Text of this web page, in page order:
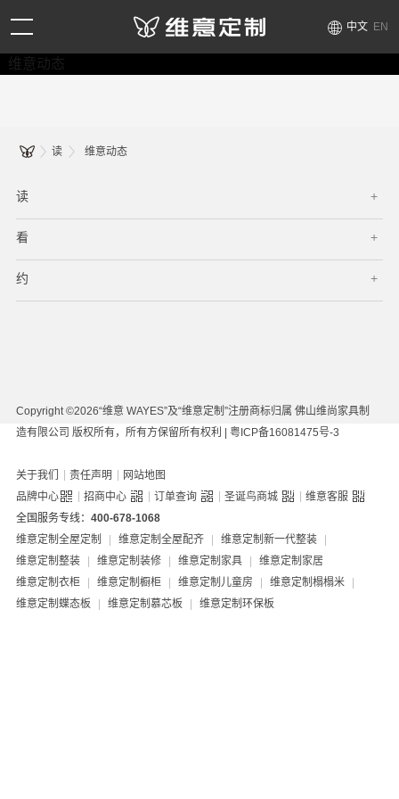
中文 EN
维意动态
读 维意动态
读
看
约
Copyright ©2026“维意 WAYES”及“维意定制”注册商标归属 佛山维尚家具制
造有限公司 版权所有，所有方保留所有权利 | 粤ICP备16081475号-3
关于我们 | 责任声明 | 网站地图
品牌中心
| 招商中心 | 订单查询 | 圣诞鸟商城 | 维意客服
全国服务专线： 400-678-1068
维意定制全屋定制
| 维意定制全屋配齐 | 维意定制新一代整装
|
维意定制整装
| 维意定制装修 | 维意定制家具 |
维意定制家居
维意定制衣柜
| 维意定制橱柜 | 维意定制儿童房 | 维意定制榻榻米
|
维意定制蝶态板
| 维意定制慕芯板 | 维意定制环保板